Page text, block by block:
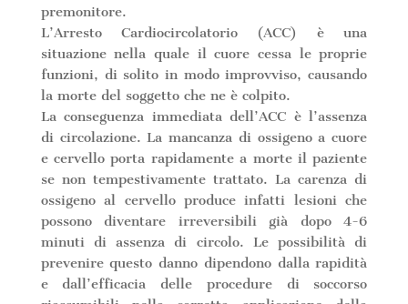
premonitore.
L’Arresto Cardiocircolatorio (ACC) è una
situazione nella quale il cuore cessa le proprie
funzioni, di solito in modo improvviso, causando
la morte del soggetto che ne è colpito.
La conseguenza immediata dell’ACC è l’assenza
di circolazione. La mancanza di ossigeno a cuore
e cervello porta rapidamente a morte il paziente
se non tempestivamente trattato. La carenza di
ossigeno al cervello produce infatti lesioni che
possono diventare irreversibili già dopo 4-6
minuti di assenza di circolo. Le possibilità di
prevenire questo danno dipendono dalla rapidità
e dall’efficacia delle procedure di soccorso